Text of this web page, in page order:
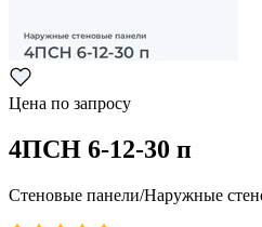
Цена по запросу
4ПСН 6-12-30 п
Стеновые панели/Наружные